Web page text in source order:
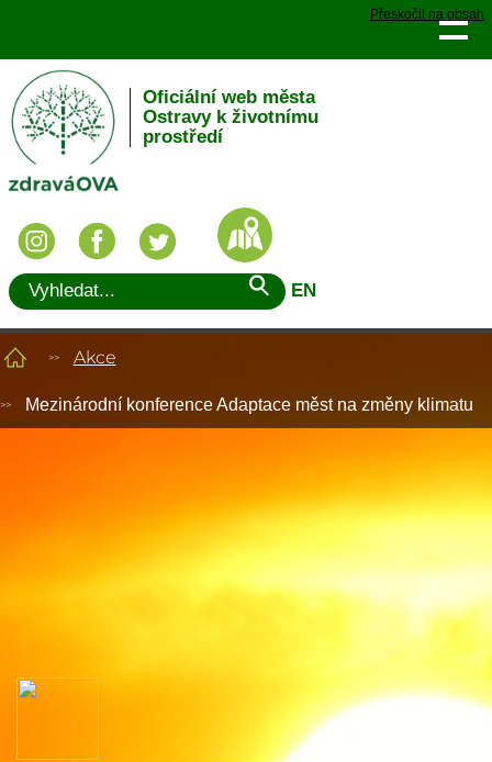
Přeskočit na obsah
Oficiální web města
Ostravy k životnímu
prostředí
EN
Akce
Mezinárodní konference Adaptace měst na změny klimatu